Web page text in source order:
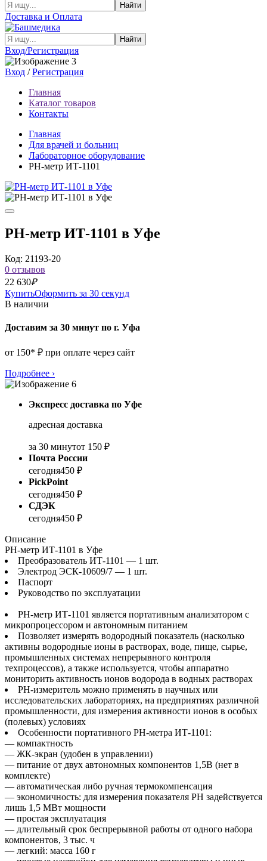
Найти
Доставка и Оплата
Найти
Вход/Регистрация
Вход /Регистрация
Главная
Каталог товаров
Контакты
Главная
Для врачей и больниц
Лабораторное оборудование
PH-метр ИТ-1101
PH-метр ИТ-1101 в Уфе
Код: 21193-20
0 отзывов
22 630₽
КупитьОформить за 30 секунд
В наличии
Доставим за 30 минут по г. Уфа
от 150* ₽ при оплате через сайт
Подробнее ›
Экспресс доставка по Уфе
адресная доставка
за 30 минутот 150 ₽
Почта России
сегодня450 ₽
PickPoint
сегодня450 ₽
СДЭК
сегодня450 ₽
Описание
PH-метр ИТ-1101 в Уфе
Преобразователь ИТ-1101 — 1 шт.
Электрод ЭСК-10609/7 — 1 шт.
Паспорт
Руководство по эксплуатации
PН-метр ИТ-1101 является портативным анализатором с
микропроцессором и автономным питанием
Позволяет измерять водородный показатель (насколько
активны водородные ионы в растворах, воде, пище, сырье,
промышленных системах непрерывного контроля
техпроцессов), а также используется, чтобы аппаратно
мониторить активность ионов водорода в водных растворах
PH-измеритель можно применять в научных или
исследовательских лабораториях, на предприятиях различной
промышленности, для измерения активности ионов в особых
(полевых) условиях
Особенности портативного PH-метра ИТ-1101:
— компактность
— ЖК-экран (удобен в управлении)
— питание от двух автономных компонентов 1,5В (нет в
комплекте)
— автоматическая либо ручная термокомпенсация
— экономичность: для измерения показателя PH задействуется
лишь 1,5 МВт мощности
— простая эксплуатация
— длительный срок беспрерывной работы от одного набора
компонентов, 3 тыс. ч
— легкий: масса 160 г